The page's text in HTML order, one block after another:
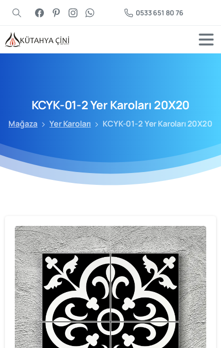
0533 651 80 76
KCYK-01-2YerKaroları 20X20
Mağaza Yer Karoları KCYK-01-2 Yer Karoları 20X20